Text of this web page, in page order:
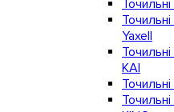
Yaxell
KAI